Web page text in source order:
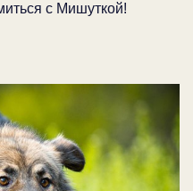
с Мишуткой!